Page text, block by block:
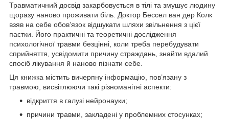
Травматичний досвід закарбовується в тілі та змушує людину
щоразу наново проживати біль. Доктор Бессел ван дер Колк
взяв на себе обов’язок відшукати шляхи звільнення з цієї
пастки. Його практичні та теоретичні дослідження
психологічної травми безцінні, коли треба перебудувати
сприйняття, усвідомити причину страждань, знайти вдалий
спосіб лікування й наново пізнати себе.
Ця книжка містить вичерпну інформацію, пов’язану з
травмою, висвітлюючи такі різноманітні аспекти:
відкриття в галузі нейронауки;
причини травми, закладені у проблемних стосунках;